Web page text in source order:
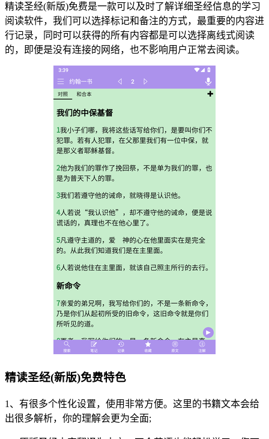
精读圣经(新版)免费是一款可以及时了解详细圣经信息的学习
阅读软件，我们可以选择标记和备注的方式，最重要的内容进
行记录，同时可以获得的所有内容都是可以选择离线式阅读
的，即便是没有连接的网络，也不影响用户正常去阅读。
精读圣经(新版)免费特色
1、有很多个性化设置，使用非常方便。这里的书籍文本会给
出很多解析，你的理解会更为全面;